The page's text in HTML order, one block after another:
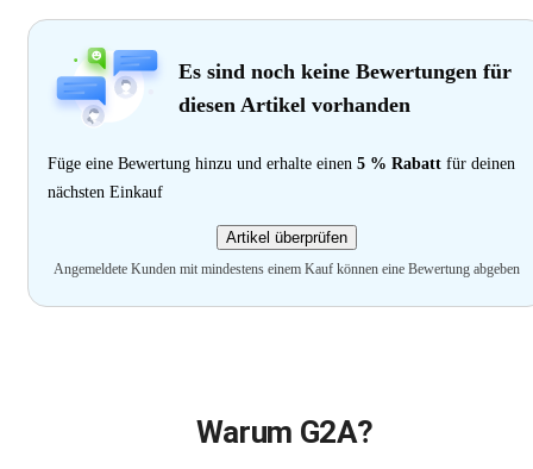
Es sind noch keine Bewertungen für
diesen Artikel vorhanden
Füge eine Bewertung hinzu und erhalte einen 5 % Rabatt für deinen
nächsten Einkauf
Artikel überprüfen
Angemeldete Kunden mit mindestens einem Kauf können eine Bewertung abgeben
Warum G2A?